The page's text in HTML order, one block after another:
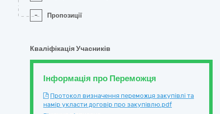
- Пропозиції
Кваліфікація Учасників
Інформація про Переможця
Протокол визначення переможця закупівлі та
намір укласти договір про закупівлю.pdf